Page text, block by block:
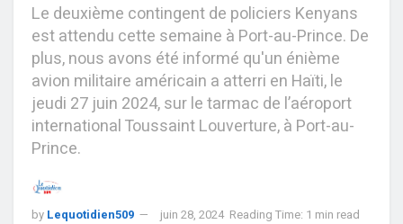
Le deuxième contingent de policiers Kenyans
est attendu cette semaine à Port-au-Prince. De
plus, nous avons été informé qu'un énième
avion militaire américain a atterri en Haïti, le
jeudi 27 juin 2024, sur le tarmac de l’aéroport
international Toussaint Louverture, à Port-au-
Prince.
by Lequotidien509 juin 28, 2024 Reading Time: 1 min read